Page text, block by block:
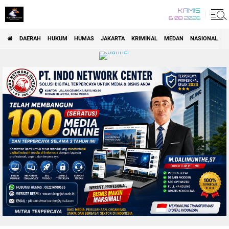
KAMIS
6 08 2026
DAERAH HUKUM HUMAS JAKARTA KRIMINAL MEDAN NASIONAL